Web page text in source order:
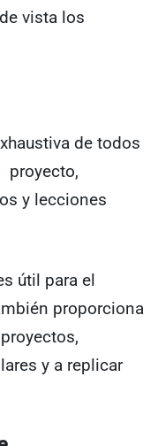
vista los
de todos
proyecto,
y lecciones
útil para el
proporciona
y a replicar